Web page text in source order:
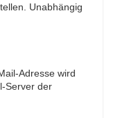
Unabhängig
Adresse wird
Server der